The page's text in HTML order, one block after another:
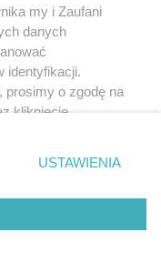
my i Zaufani
danych
identyfikacji.
prosimy o zgodę na
kliknięcie
prywatności
zgody
się takiemu
zastosowanie tylko
USTAWIENIA